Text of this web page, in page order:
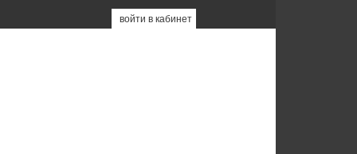
войти в кабинет